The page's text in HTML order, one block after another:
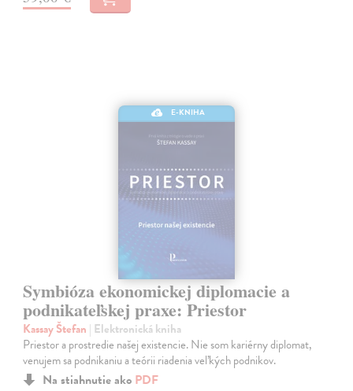
E-KNIHA
Symbióza ekonomickej diplomacie a
podnikateľskej praxe: Priestor
Kassay Štefan | Elektronická kniha
Priestor a prostredie našej existencie. Nie som kariérny diplomat,
venujem sa podnikaniu a teórii riadenia veľkých podnikov.
Na stiahnutie ako PDF